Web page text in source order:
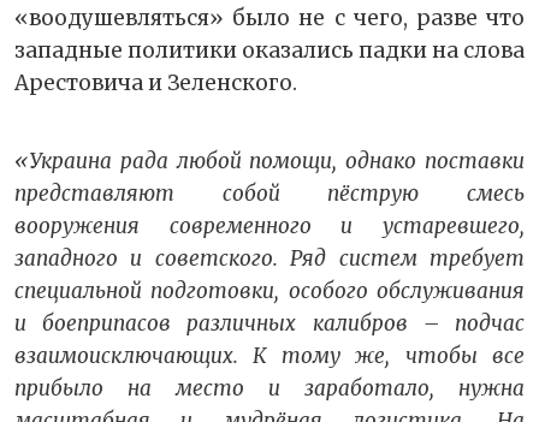
«воодушевляться» было не с чего, разве что
западные политики оказались падки на слова
Арестовича и Зеленского.
«Украина рада любой помощи, однако поставки
представляют собой пёструю смесь
вооружения современного и устаревшего,
западного и советского. Ряд систем требует
специальной подготовки, особого обслуживания
и боеприпасов различных калибров – подчас
взаимоисключающих. К тому же, чтобы все
прибыло на место и заработало, нужна